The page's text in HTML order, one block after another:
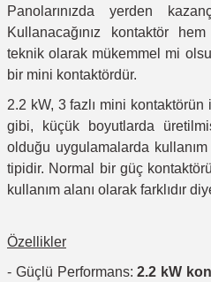
Panolarınızda yerden
Kullanacağınız kontaktör
teknik olarak mükemmel mi
bir mini kontaktördür.
2.2 kW, 3 fazlı mini kontaktörün
gibi, küçük boyutlarda
olduğu uygulamalarda
tipidir. Normal bir güç
kullanım alanı olarak farklıdır
Özellikler
- Güçlü Performans:2.2 kW